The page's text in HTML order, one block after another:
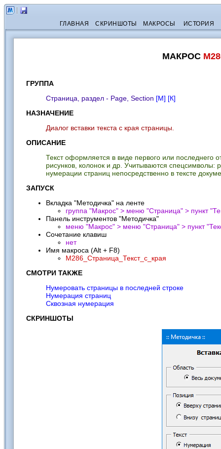
ГЛАВНАЯ СКРИНШОТЫ МАКРОСЫ ИСТОРИЯ
МАКРОС
ГРУППА
Страница, раздел - Page, Section [М] [К]
НАЗНАЧЕНИЕ
Диалог вставки текста с края страницы.
ОПИСАНИЕ
Текст оформляется в виде первого или последнего
рисунков, колонок и др. Учитываются спецсимволы:
нумерации страниц непосредственно в тексте
ЗАПУСК
Вкладка "Методичка" на ленте
группа "Макрос" > меню "Страница" > пункт "
Панель инструментов "Методичка"
меню "Макрос" > меню "Страница" > пункт "
Сочетание клавиш
нет
Имя макроса (Alt + F8)
M286_Страница_Текст_с_края
СМОТРИ ТАКЖЕ
Нумеровать страницы в последней строке
Нумерация страниц
Сквозная нумерация
СКРИНШОТЫ